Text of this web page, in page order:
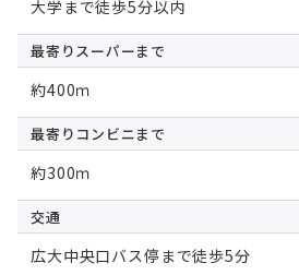
大学まで徒歩5分以内
最寄りスーパーまで
約400ｍ
最寄りコンビニまで
約300ｍ
交通
広大中央口バス停まで徒歩5分